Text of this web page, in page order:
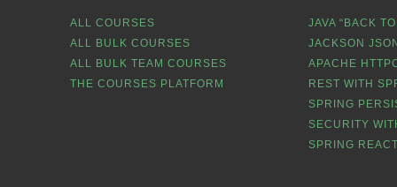
ALL COURSES
ALL BULK COURSES
ALL BULK TEAM COURSES
THE COURSES PLATFORM
JAVA “BACK
JACKSON
APACHE
REST WITH
SPRING
SECURITY
SPRING